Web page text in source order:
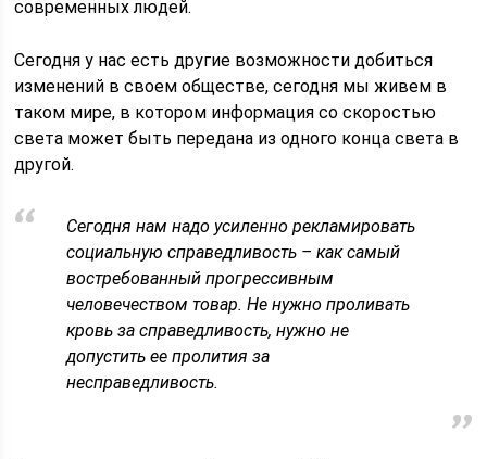
современных людей.
Сегодня у нас есть другие возможности добиться
изменений в своем обществе, сегодня мы живем в
таком мире, в котором информация со скоростью
света может быть передана из одного конца света в
другой.
Сегодня нам надо усиленно рекламировать
социальную справедливость – как самый
востребованный прогрессивным
человечеством товар. Не нужно проливать
кровь за справедливость, нужно не
допустить ее пролития за
несправедливость.